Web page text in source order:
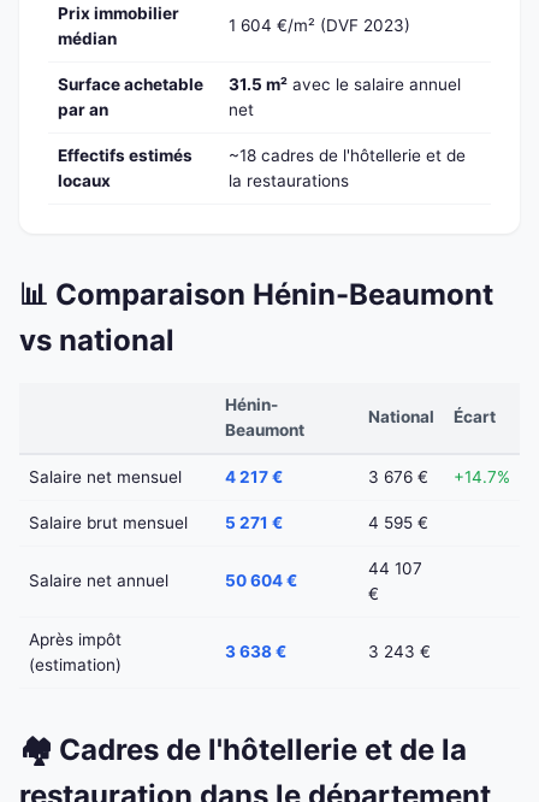
Prix immobilier
médian
1 604 €/m² (DVF 2023)
Surface achetable
par an
31.5 m² avec le salaire annuel
net
Effectifs estimés
locaux
~18 cadres de l'hôtellerie et de
la restaurations
📊 Comparaison Hénin-Beaumont
vs national
Hénin-
Beaumont
National Écart
Salaire net mensuel 4 217 € 3 676 € +14.7%
Salaire brut mensuel 5 271 € 4 595 €
Salaire net annuel 50 604 €
44 107
€
Après impôt
(estimation)
3 638 € 3 243 €
🏘️ Cadres de l'hôtellerie et de la